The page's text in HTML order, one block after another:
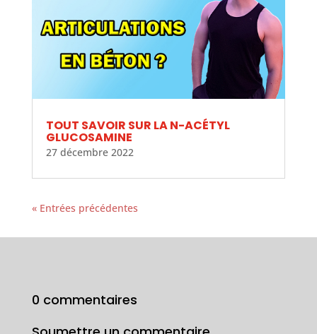
TOUT SAVOIR SUR LA N-ACÉTYL
GLUCOSAMINE
27 décembre 2022
« Entrées précédentes
0 commentaires